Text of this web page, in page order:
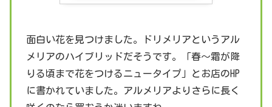
面白い花を見つけました。ドリメリアというアル
メリアのハイブリッドだそうです。「春～霜が降
りる頃まで花をつけるニュータイプ」とお店のHP
に書かれていました。アルメリアよりさらに長く